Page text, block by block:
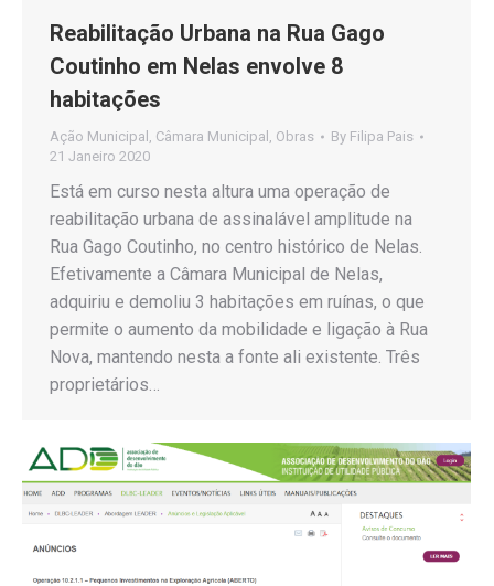
Reabilitação Urbana na Rua Gago
Coutinho em Nelas envolve 8
habitações
Ação Municipal , Câmara Municipal , Obras By Filipa Pais
21 Janeiro 2020
Está em curso nesta altura uma operação de
reabilitação urbana de assinalável amplitude na
Rua Gago Coutinho, no centro histórico de Nelas.
Efetivamente a Câmara Municipal de Nelas,
adquiriu e demoliu 3 habitações em ruínas, o que
permite o aumento da mobilidade e ligação à Rua
Nova, mantendo nesta a fonte ali existente. Três
proprietários…